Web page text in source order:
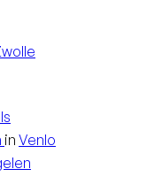
in Venlo